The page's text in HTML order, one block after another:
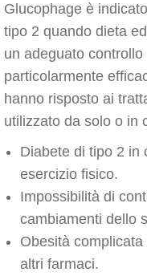
Glucophage è
tipo 2 quando dieta
un adeguato
particolarmente
hanno risposto ai
utilizzato da solo o in
Diabete di tipo 2 in
esercizio fisico.
Impossibilità di
cambiamenti dello
Obesità
altri farmaci.